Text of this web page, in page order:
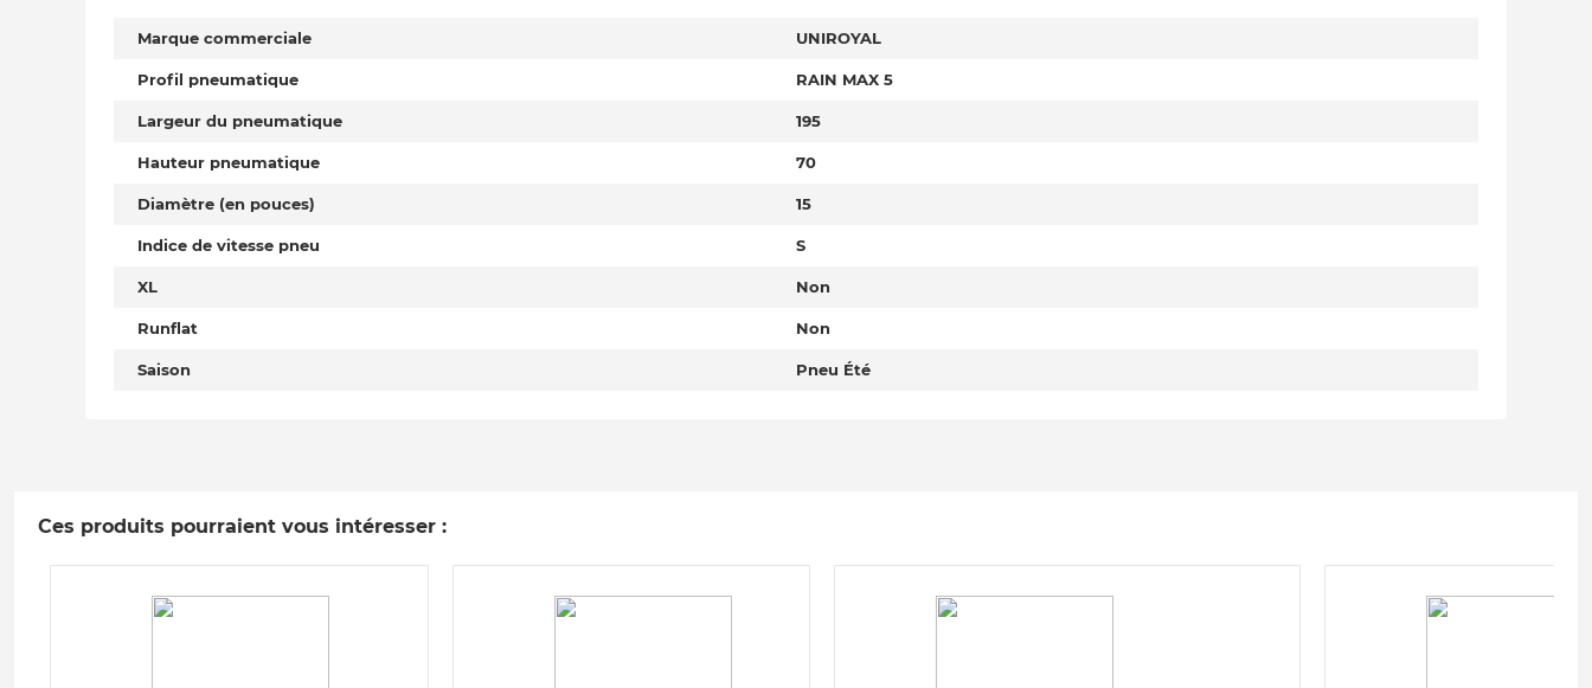
Marque commerciale UNIROYAL
Profil pneumatique RAIN MAX 5
Largeur du pneumatique 195
Hauteur pneumatique 70
Diamètre (en pouces) 15
Indice de vitesse pneu S
XL Non
Runflat Non
Saison Pneu Été
Ces produits pourraient vous intéresser :